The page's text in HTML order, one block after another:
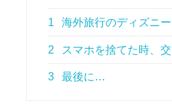
1 海外旅行のディズニ
2 スマホを捨てた時、
3 最後に…